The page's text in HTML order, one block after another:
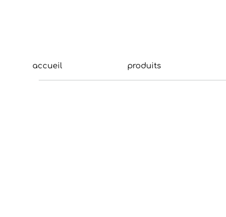
accueil produits